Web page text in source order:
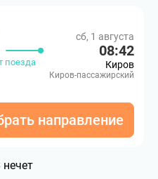
поезда
сб, 1 августа
08:42
Киров
Киров-пассажирский
направление
нечет